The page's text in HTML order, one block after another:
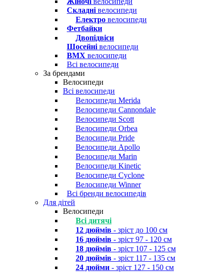
Складні велосипеди
Електро велосипеди
Фетбайки
Двопідвіси
Шосейні велосипеди
BMX велосипеди
Всі велосипеди
За брендами
Велосипеди
Всі велосипеди
Велосипеди Merida
Велосипеди Cannondale
Велосипеди Scott
Велосипеди Orbea
Велосипеди Pride
Велосипеди Apollo
Велосипеди Marin
Велосипеди Kinetic
Велосипеди Cyclone
Велосипеди Winner
Всі бренди велосипедів
Для дітей
Велосипеди
Всі дитячі
12 дюймів - зріст до 100 см
16 дюймів - зріст 97 - 120 см
18 дюймів - зріст 107 - 125 см
20 дюймів - зріст 117 - 135 см
24 дюйми - зріст 127 - 150 см